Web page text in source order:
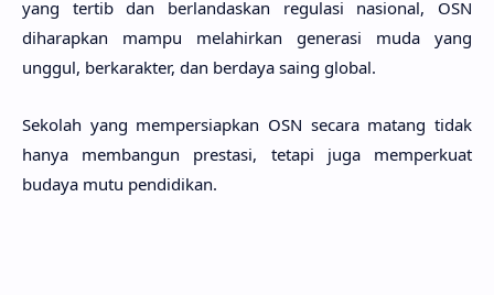
yang tertib dan berlandaskan regulasi nasional, OSN
diharapkan mampu melahirkan generasi muda yang
unggul, berkarakter, dan berdaya saing global.
Sekolah yang mempersiapkan OSN secara matang tidak
hanya membangun prestasi, tetapi juga memperkuat
budaya mutu pendidikan.